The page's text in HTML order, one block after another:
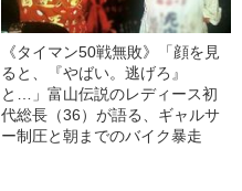
《タイマン50戦無敗》「顔を見
ると、『やばい。逃げろ』
と…」富山伝説のレディース初
代総長（36）が語る、ギャルサ
ー制圧と朝までのバイク暴走